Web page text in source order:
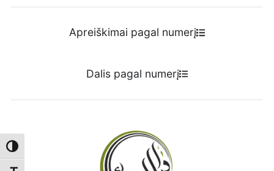
Toggle High Contrast
Apreiškimai pagal numerį
Dalis pagal numerį